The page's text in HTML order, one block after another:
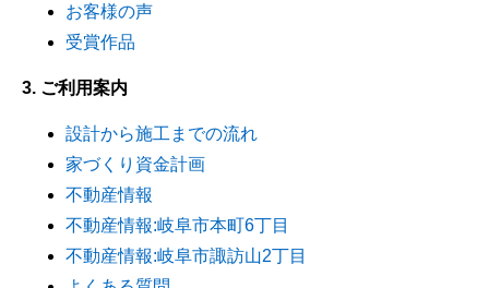
お客様の声
受賞作品
3. ご利用案内
設計から施工までの流れ
家づくり資金計画
不動産情報
不動産情報:岐阜市本町6丁目
不動産情報:岐阜市諏訪山2丁目